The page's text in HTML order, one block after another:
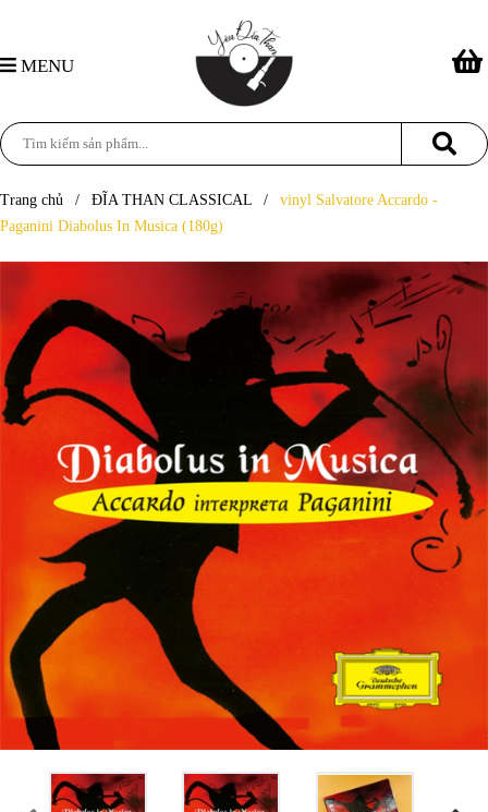
MENU
Trang chủ / ĐĨA THAN CLASSICAL /
vinyl Salvatore Accardo -
Paganini Diabolus In Musica (180g)